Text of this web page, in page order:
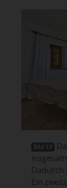
Bild 19
Dadurch
Ein